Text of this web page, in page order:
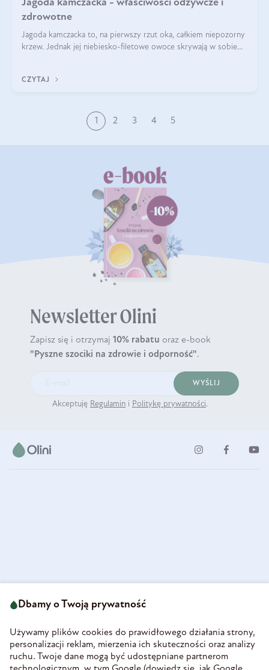
Jagoda kamczacka - właściwości odżywcze i
zdrowotne
Jagoda kamczacka to, na pierwszy rzut oka, całkiem niepozorny
krzew. Jednak jej niebiesko-filetowe owoce skrywają w sobie
CZYTAJ
1 2 3 4 5
Newsletter Olini
Zapisz się i otrzymaj 10% rabatu oraz e-book
"Pyszne szociki na zdrowie i odporność".
WYŚLIJ
Akceptuję Regulamin i Politykę prywatności.
58-160 Świebodzice
REGON 890213034
INFORMACJE
Dbamy o Twoją prywatność
Używamy plików cookies do prawidłowego działania strony,
personalizacji reklam, mierzenia ich skuteczności oraz analizy
ruchu. Twoje dane mogą być udostępniane partnerom